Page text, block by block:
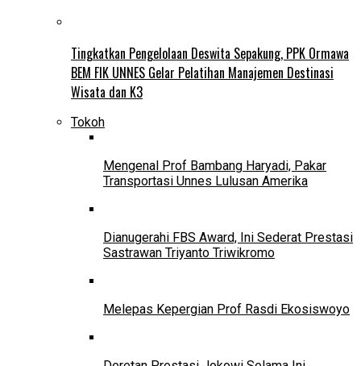
Tingkatkan Pengelolaan Deswita Sepakung, PPK Ormawa
BEM FIK UNNES Gelar Pelatihan Manajemen Destinasi
Wisata dan K3
Tokoh
Mengenal Prof Bambang Haryadi, Pakar
Transportasi Unnes Lulusan Amerika
Dianugerahi FBS Award, Ini Sederat Prestasi
Sastrawan Triyanto Triwikromo
Melepas Kepergian Prof Rasdi Ekosiswoyo